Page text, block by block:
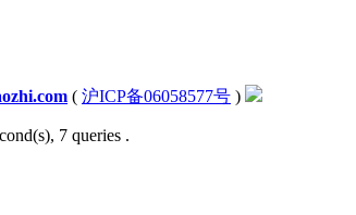
( 沪ICP备06058577号 )
7 queries .